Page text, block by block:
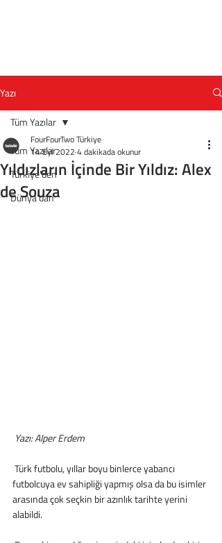
Yazı
Tüm Yazılar
Türkiye'den
Dünya'dan
Tüm Yazılar
Yıldızların İçinde Bir Yıldız: Alex
de Souza
FourFourTwo Türkiye
14 Eyl 2022 4 dakikada okunur
Yazı: Alper Erdem
futbolcuya ev sahipliği yapmış olsa da bu isimler
arasında çok seçkin bir azınlık tarihte yerini
alabildi.